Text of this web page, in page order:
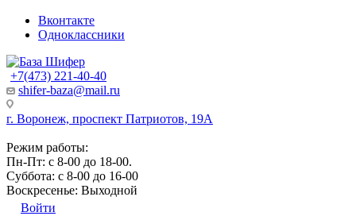
Вконтакте
Одноклассники
+7(473) 221-40-40
shifer-baza@mail.ru
г. Воронеж, проспект Патриотов, 19А
Режим работы:
Пн-Пт: с 8-00 до 18-00.
Суббота: с 8-00 до 16-00
Воскресенье: Выходной
Войти